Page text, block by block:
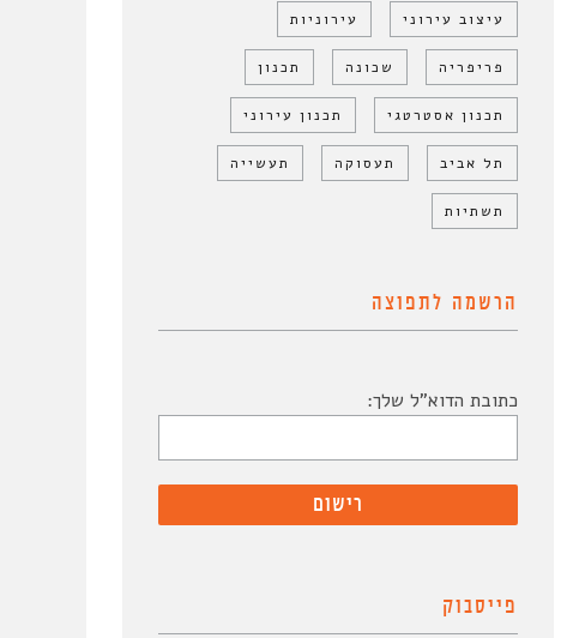
עיצוב עירוני עירוניות
פריפריה שכונה תכנון
תכנון אסטרטגי תכנון עירוני
תל אביב תעסוקה תעשייה
תשתיות
הרשמה לתפוצה
כתובת הדוא"ל שלך:
פייסבוק